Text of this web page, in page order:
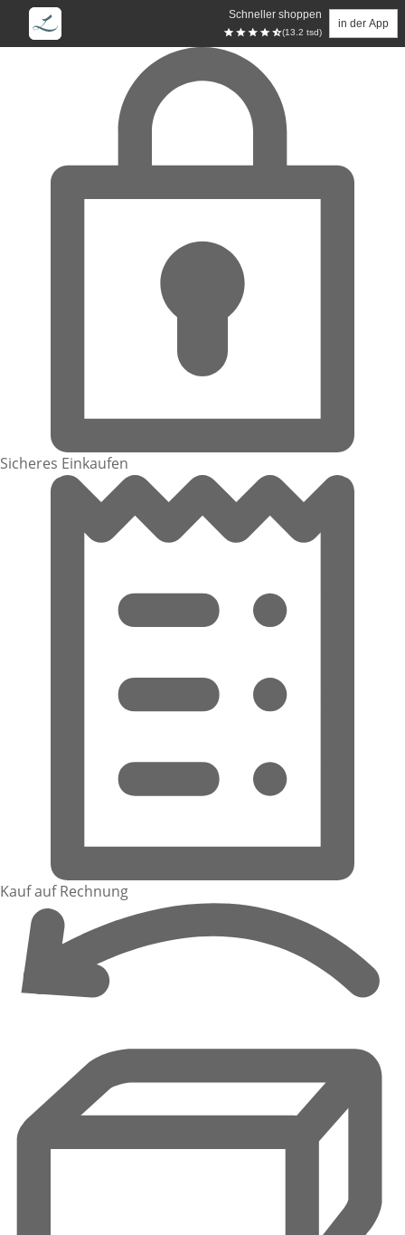
Schneller shoppen
(13.2 tsd)
in der App
Zum Hauptinhalt springen
Sicheres Einkaufen
Kauf auf Rechnung